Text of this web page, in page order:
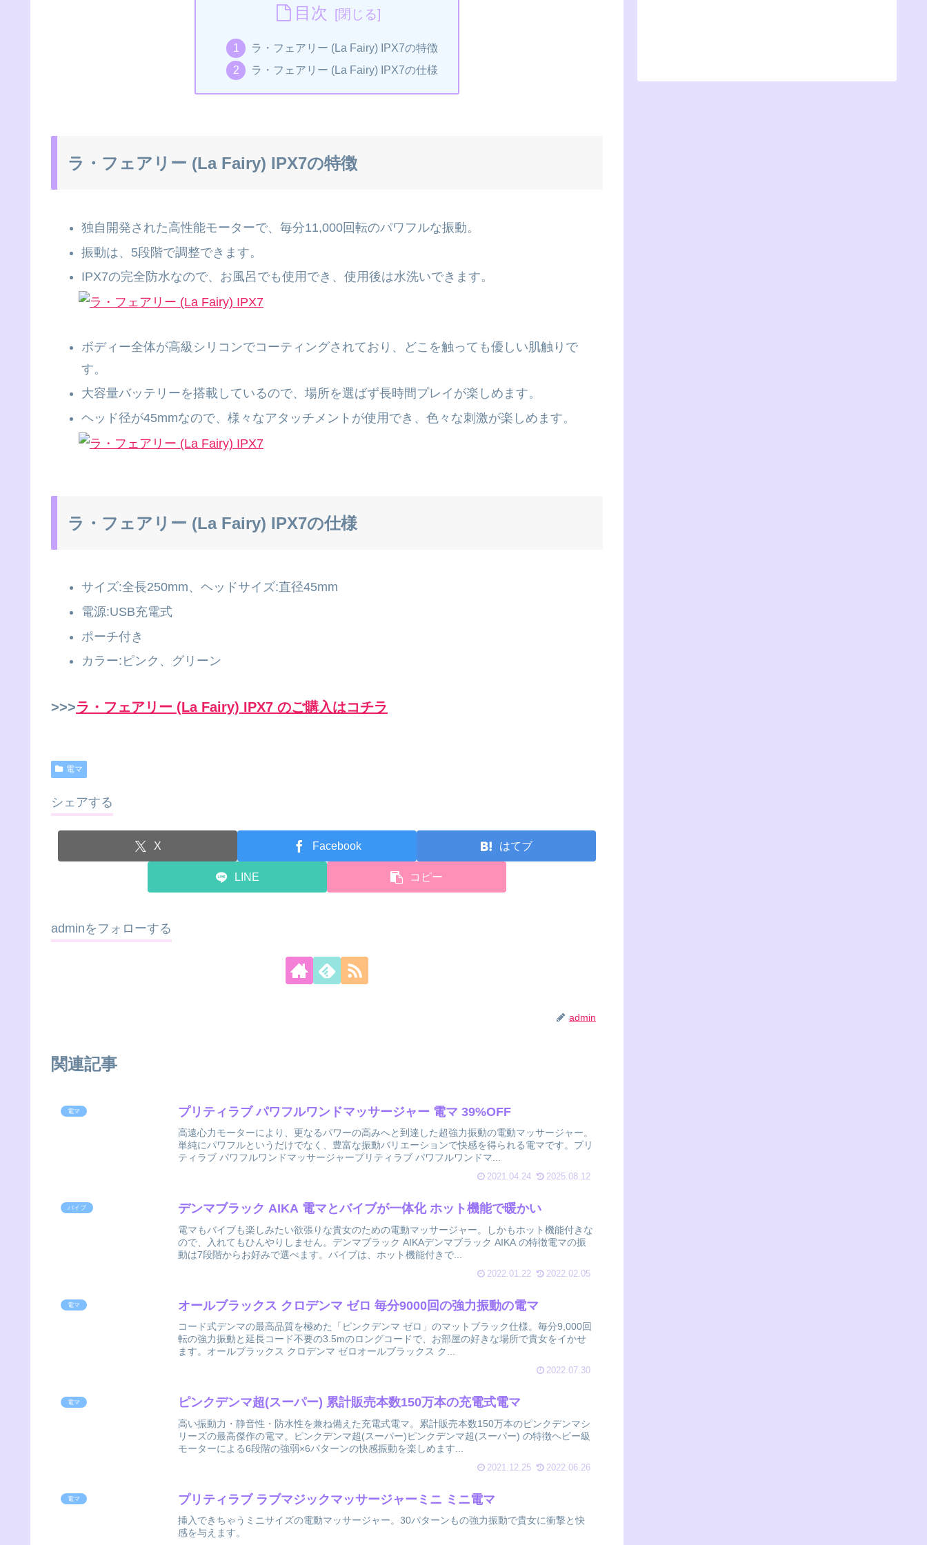
目次
ラ・フェアリー (La Fairy) IPX7の特徴
ラ・フェアリー (La Fairy) IPX7の仕様
ラ・フェアリー (La Fairy) IPX7の特徴
独自開発された高性能モーターで、毎分11,000回転のパワフルな振動。
振動は、5段階で調整できます。
IPX7の完全防水なので、お風呂でも使用でき、使用後は水洗いできます。
ボディー全体が高級シリコンでコーティングされており、どこを触っても優しい肌触りで
す。
大容量バッテリーを搭載しているので、場所を選ばず長時間プレイが楽しめます。
ヘッド径が45mmなので、様々なアタッチメントが使用でき、色々な刺激が楽しめます。
ラ・フェアリー (La Fairy) IPX7の仕様
サイズ:全長250mm、ヘッドサイズ:直径45mm
電源:USB充電式
ポーチ付き
カラー:ピンク、グリーン
>>>ラ・フェアリー (La Fairy) IPX7 のご購入はコチラ
電マ
シェアする
X Facebook はてブ
LINE コピー
adminをフォローする
admin
関連記事
電マ プリティラブ パワフルワンドマッサージャー 電マ 39%OFF
高遠心力モーターにより、更なるパワーの高みへと到達した超強力振動の電動マッサージャー。
単純にパワフルというだけでなく、豊富な振動バリエーションで快感を得られる電マです。プリ
ティラブ パワフルワンドマッサージャープリティラブ パワフルワンドマ...
2021.04.24 2025.08.12
バイブ デンマブラック AIKA 電マとバイブが一体化 ホット機能で暖かい
電マもバイブも楽しみたい欲張りな貴女のための電動マッサージャー。しかもホット機能付きな
ので、入れてもひんやりしません。デンマブラック AIKAデンマブラック AIKA の特徴電マの振
動は7段階からお好みで選べます。バイブは、ホット機能付きで...
2022.01.22 2022.02.05
電マ オールブラックス クロデンマ ゼロ 毎分9000回の強力振動の電マ
コード式デンマの最高品質を極めた「ピンクデンマ ゼロ」のマットブラック仕様。毎分9,000回
転の強力振動と延長コード不要の3.5mのロングコードで、お部屋の好きな場所で貴女をイかせ
ます。オールブラックス クロデンマ ゼロオールブラックス ク...
2022.07.30
電マ ピンクデンマ超(スーパー) 累計販売本数150万本の充電式電マ
高い振動力・静音性・防水性を兼ね備えた充電式電マ。累計販売本数150万本のピンクデンマシ
リーズの最高傑作の電マ。ピンクデンマ超(スーパー)ピンクデンマ超(スーパー) の特徴ヘビー級
モーターによる6段階の強弱×6パターンの快感振動を楽しめます...
2021.12.25 2022.06.26
電マ プリティラブ ラブマジックマッサージャーミニ ミニ電マ
挿入できちゃうミニサイズの電動マッサージャー。30パターンもの強力振動で貴女に衝撃と快
感を与えます。